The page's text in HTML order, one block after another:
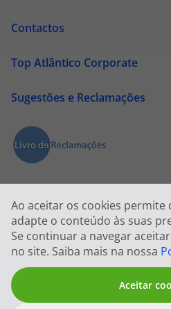
Ao aceitar os cookies permite
adapte o conteúdo às suas
Se continuar a navegar
no site. Saiba mais na nossa
Aceitar
Contactos
Top Atlântico Corporate
Sugestões e Reclamações
2026 © Todos os direitos reservados: